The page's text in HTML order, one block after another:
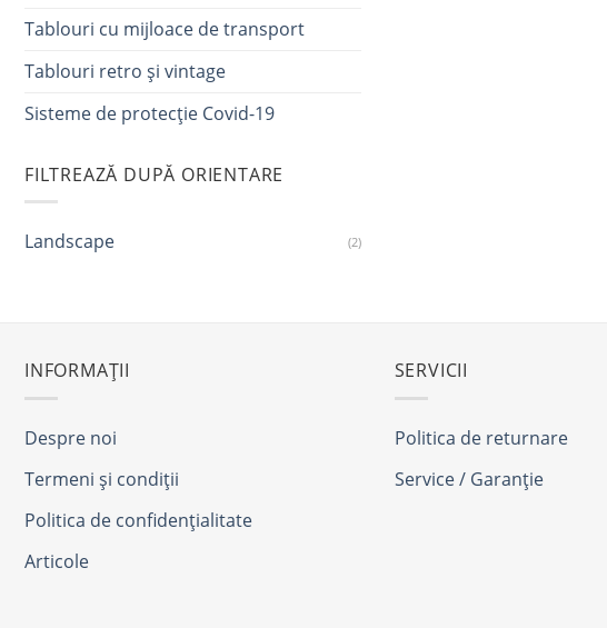
Tablouri cu mijloace de transport
Tablouri retro și vintage
Sisteme de protecție Covid-19
FILTREAZĂ DUPĂ ORIENTARE
Landscape (2)
INFORMAȚII
Despre noi
Termeni și condiții
Politica de confidențialitate
Articole
SERVICII
Politica de returnare
Service / Garanție